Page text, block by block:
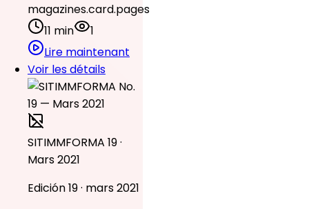
magazines.card.pages
11 min
1
Lire maintenant
Voir les détails
SITIMMFORMA 19 ·
Mars 2021
Edición 19 · mars 2021